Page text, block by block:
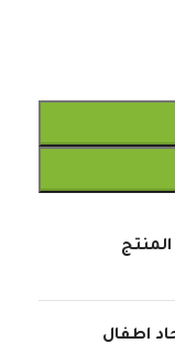
اطفال